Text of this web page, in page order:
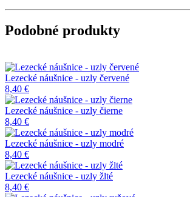
Podobné produkty
Lezecké náušnice - uzly červené
8,40 €
Lezecké náušnice - uzly čierne
8,40 €
Lezecké náušnice - uzly modré
8,40 €
Lezecké náušnice - uzly žlté
8,40 €